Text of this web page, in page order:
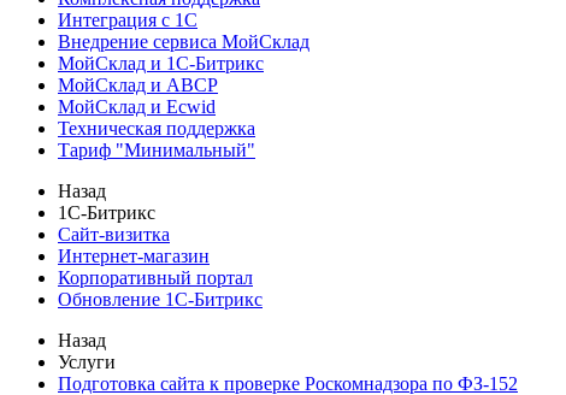
Интеграция с 1С
Внедрение сервиса МойСклад
МойСклад и 1С-Битрикс
МойСклад и ABCP
МойСклад и Ecwid
Техническая поддержка
Тариф "Минимальный"
Назад
1С-Битрикс
Сайт-визитка
Интернет-магазин
Корпоративный портал
Обновление 1С-Битрикс
Назад
Услуги
Подготовка сайта к проверке Роскомнадзора по ФЗ-152